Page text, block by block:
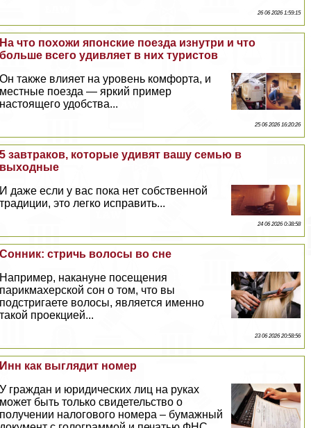
26 06 2026 1:59:15
На что похожи японские поезда изнутри и что
больше всего удивляет в них туристов
Он также влияет на уровень комфорта, и
местные поезда — яркий пример
настоящего удобства...
25 06 2026 16:20:26
5 завтpaков, которые удивят вашу семью в
выходные
И даже если у вас пока нет собственной
традиции, это легко исправить...
24 06 2026 0:38:58
Сонник: стричь волосы во сне
Например, накануне посещения
парикмахерской сон о том, что вы
подстригаете волосы, является именно
такой проекцией...
23 06 2026 20:58:56
Инн как выглядит номер
У граждан и юридических лиц на руках
может быть только свидетельство о
получении налогового номера – бумажный